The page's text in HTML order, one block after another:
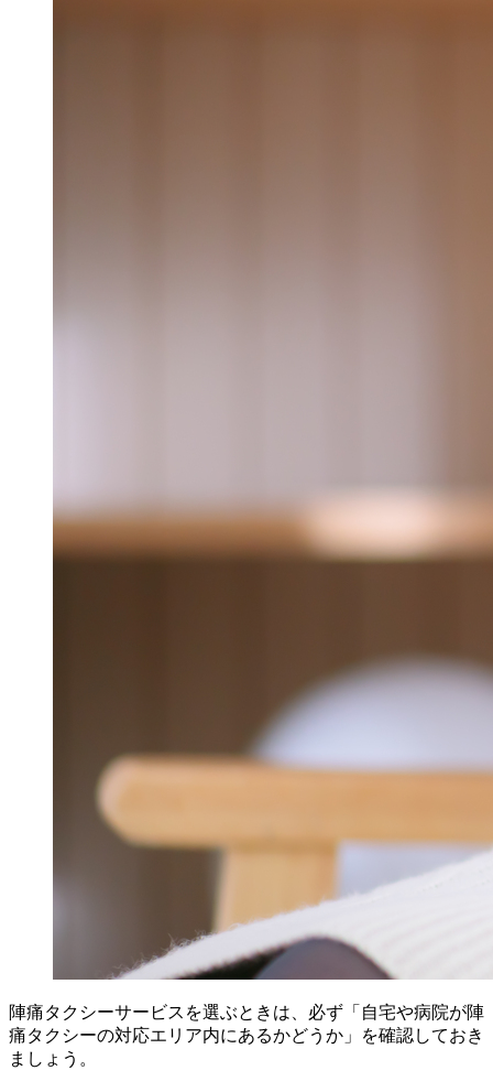
陣痛タクシーサービスを選ぶときは、必ず「自宅や病院が陣
痛タクシーの対応エリア内にあるかどうか」を確認しておき
ましょう。